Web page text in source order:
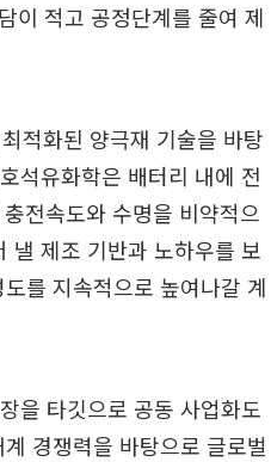
이 적고 공정단계를 줄여 제
적화된 양극재 기술을 바탕
석유화학은 배터리 내에 전
전속도와 수명을 비약적으
낼 제조 기반과 노하우를 보
를 지속적으로 높여나갈 계
을 타깃으로 공동 사업화도
경쟁력을 바탕으로 글로벌